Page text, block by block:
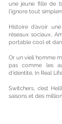
une jeune fille de
l'ignore tout
Histoire d’avoir
réseaux sociaux,
portable cool et
Or un vieil homme
pas comme les
d’identité, In Real
Switchers, c’est
saisons et des